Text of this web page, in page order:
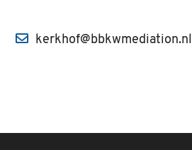
kerkhof@bbkwmediation.nl